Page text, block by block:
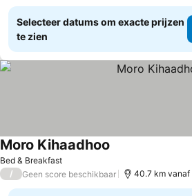
Selecteer datums om exacte prijzen
te zien
Bed & Breakfast
Moro Kihaadhoo
/ Geen score beschikbaar 40.7 km vanaf